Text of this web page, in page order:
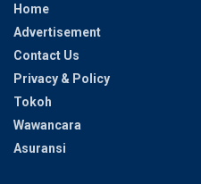
Home
Advertisement
Contact Us
Privacy & Policy
Tokoh
Wawancara
Asuransi